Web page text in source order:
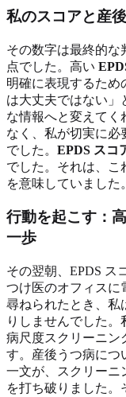
私のスコアと産
その数字は最終的な
点でした。高い
明確に表現するため
は大丈夫ではない」
な情報へと変えてく
なく、私が切実に必
でした。 EPDS スコ
でした。それは、こ
を意味していました。
行動を起こす：
一歩
その翌朝、EPDS ス
つけ医のオフィスに
尋ねられたとき、私
りしませんでした
病尺度スクリーニン
す。産後うつ病につ
一文が、スクリーニ
を打ち破りました